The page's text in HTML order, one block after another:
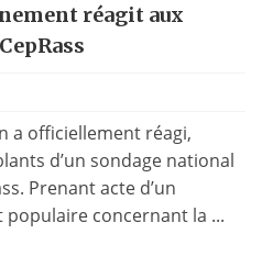
réagit aux
a officiellement réagi,
d’un sondage national
Prenant acte d’un
concernant la ...